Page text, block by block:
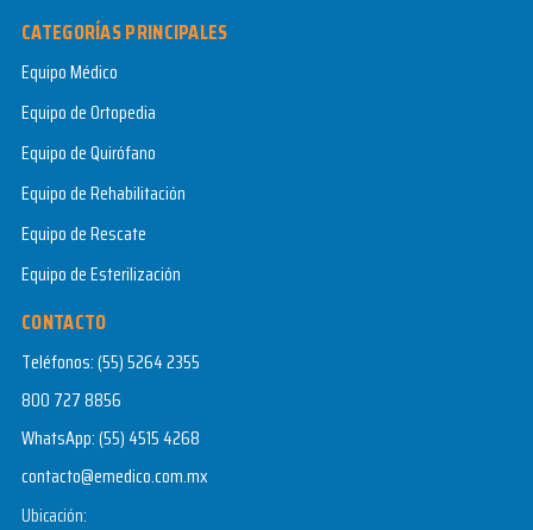
CATEGORÍAS PRINCIPALES
Equipo Médico
Equipo de Ortopedia
Equipo de Quirófano
Equipo de Rehabilitación
Equipo de Rescate
Equipo de Esterilización
CONTACTO
Teléfonos:(55) 5264 2355
800 727 8856
WhatsApp:(55) 4515 4268
contacto@emedico.com.mx
Ubicación: